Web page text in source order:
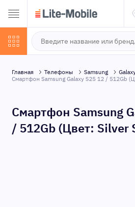
Главная Телефоны Samsung
Смартфон Samsung Galaxy S25 12 / 512Gb
Смартфон Samsung
/ 512Gb (Цвет: Silver